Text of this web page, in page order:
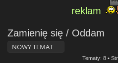
reklam
Zamienię się / Oddam
NOWY TEMAT
Tematy: 8 •